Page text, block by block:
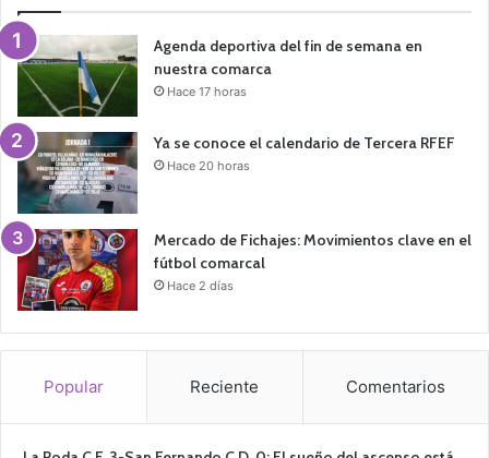
Agenda deportiva del fin de semana en
nuestra comarca
Hace 17 horas
Ya se conoce el calendario de Tercera RFEF
Hace 20 horas
Mercado de Fichajes: Movimientos clave en el
fútbol comarcal
Hace 2 días
Popular Reciente Comentarios